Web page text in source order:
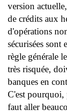
version
de crédits aux
d'opérations
sécurisées sont
règle générale
très risquée,
banques en
C'est pourquoi,
faut aller